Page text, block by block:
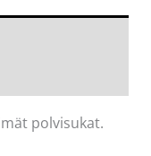
polvisukat.